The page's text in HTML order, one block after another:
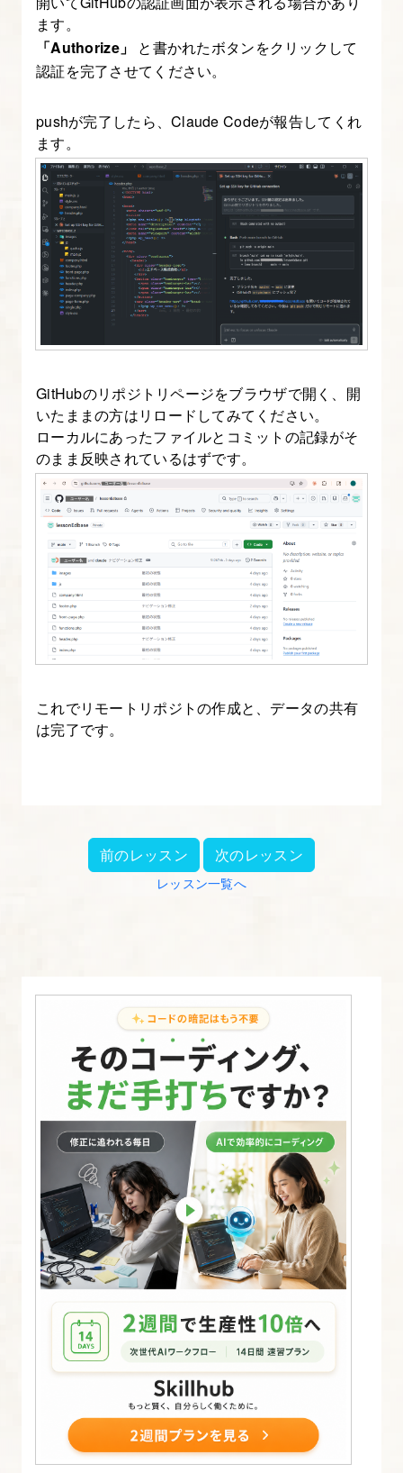
ます。
「Authorize」
と書かれたボタンをクリックして
認証を完了させてください。
pushが完了したら、Claude Codeが報告してくれ
ます。
GitHubのリポジトリページをブラウザで開く、開
いたままの方はリロードしてみてください。
ローカルにあったファイルとコミットの記録がそ
のまま反映されているはずです。
これでリモートリポジトの作成と、データの共有
は完了です。
前のレッスン 次のレッスン
レッスン一覧へ